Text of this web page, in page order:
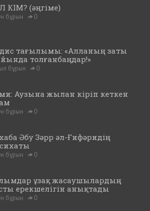
КІМ? (әңгіме)
бұрын 0
тағылымы: «Алланың заты
толғанбаңдар!»
бұрын 0
Аузына жылан кіріп кеткен
бұрын 0
Әбу Зәрр әл-Ғифәридің
бұрын 0
ұзақ жасаушылардың
ерекшелігін анықтады
бұрын 0